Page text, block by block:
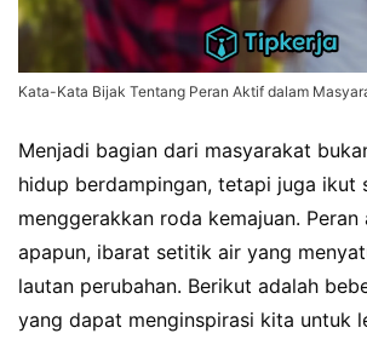
Kata-Kata Bijak Tentang Peran Aktif dalam
Menjadi bagian dari masyarakat
hidup berdampingan, tetapi juga ikut
menggerakkan roda kemajuan.
apapun, ibarat setitik air yang
lautan perubahan. Berikut adalah
yang dapat menginspirasi kita untuk